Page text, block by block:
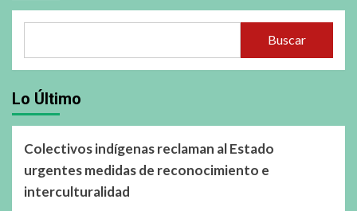
Buscar
Lo Último
Colectivos indígenas reclaman al Estado
urgentes medidas de reconocimiento e
interculturalidad